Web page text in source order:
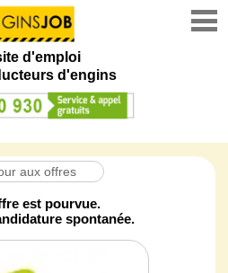
d'emploi
d'engins
aux offres
est pourvue.
spontanée.